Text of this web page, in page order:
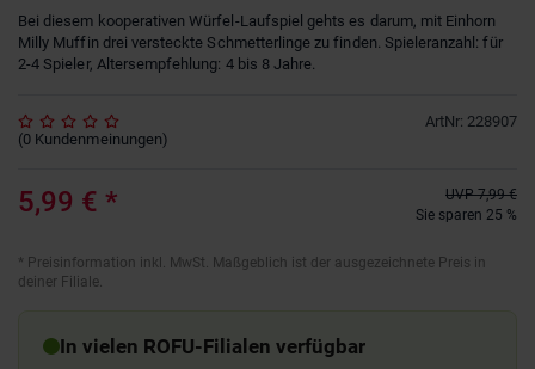
Bei diesem kooperativen Würfel-Laufspiel gehts es darum, mit Einhorn
Milly Muffin drei versteckte Schmetterlinge zu finden. Spieleranzahl: für
2-4 Spieler, Altersempfehlung: 4 bis 8 Jahre.
ArtNr: 228907
(0 Kundenmeinungen)
5,99 € * UVP 7,99 €
Sie sparen 25 %
* Preisinformation inkl. MwSt. Maßgeblich ist der ausgezeichnete Preis in
deiner Filiale.
In vielen ROFU-Filialen verfügbar